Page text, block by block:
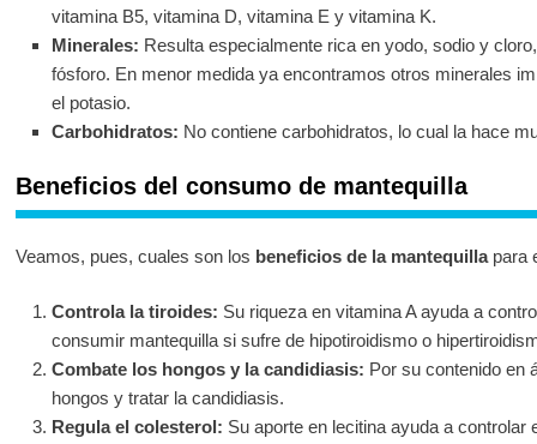
vitamina B5, vitamina D, vitamina E y vitamina K.
Minerales: Resulta especialmente rica en yodo, sodio y
fósforo. En menor medida ya encontramos otros minerales
el potasio.
Carbohidratos: No contiene carbohidratos, lo cual la hace
Beneficios del consumo de mantequilla
Veamos, pues, cuales son los beneficios de la mantequillapara
Controla la tiroides: Su riqueza en vitamina A ayuda a
consumir mantequilla si sufre de hipotiroidismo o
Combate los hongos y la candidiasis: Por su contenido en
hongos y tratar la candidiasis.
Regula el colesterol: Su aporte en lecitina ayuda a controlar